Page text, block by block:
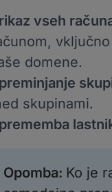
vseh
domene.
skupinami.
Opomba: Ko je